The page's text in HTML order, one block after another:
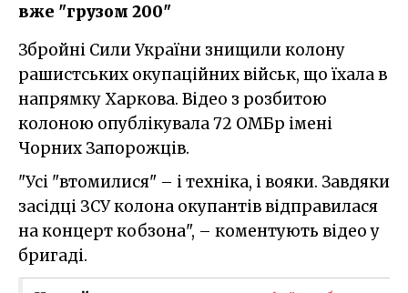
вже "грузом 200"
Збройні Сили України знищили колону
рашистських окупаційних військ, що їхала в
напрямку Харкова. Відео з розбитою
колоною опублікувала 72 ОМБр імені
Чорних Запорожців.
"Усі "втомилися" – і техніка, і вояки. Завдяки
засідці ЗСУ колона окупантів відправилася
на концерт кобзона", – коментують відео у
бригаді.